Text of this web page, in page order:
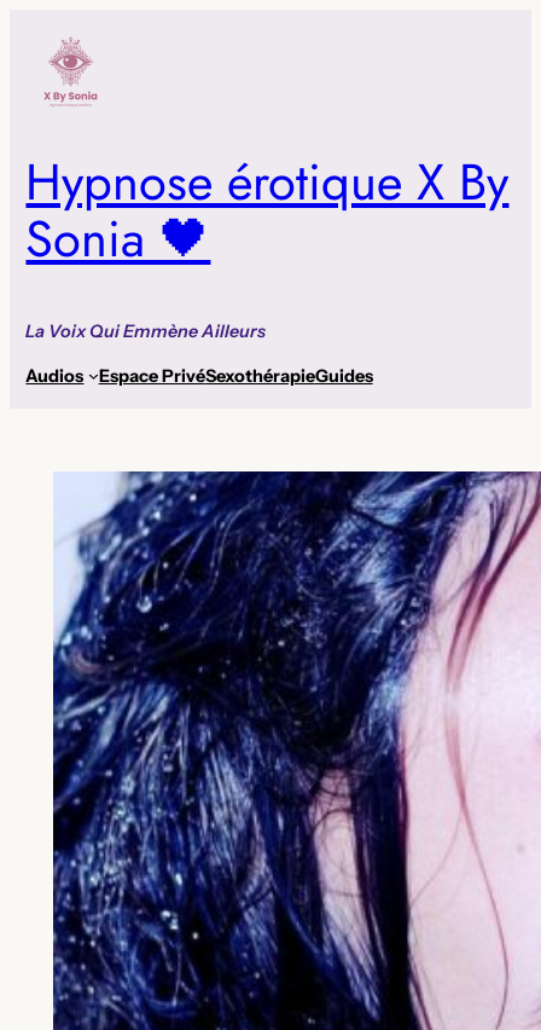
contenu
Hypnose érotique X By
Sonia 🖤
La Voix Qui Emmène Ailleurs
Audios Espace PrivéSexothérapieGuides